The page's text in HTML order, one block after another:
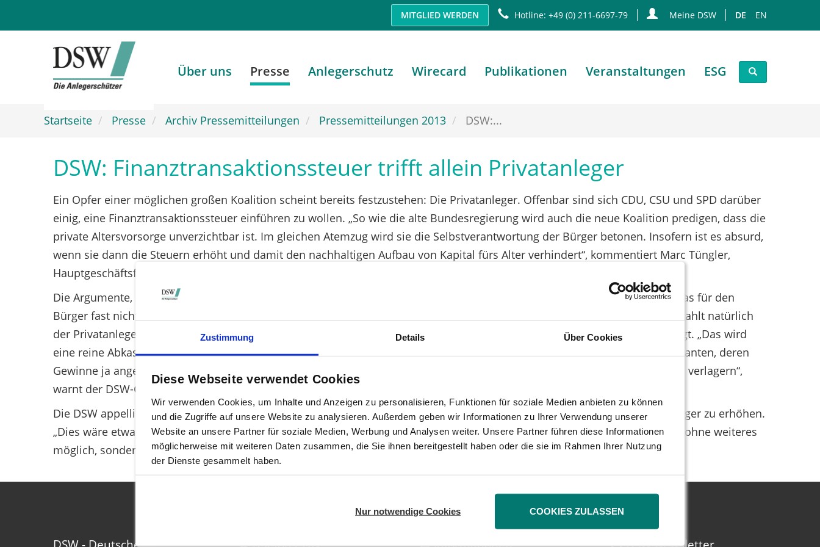
Zustimmung Details Über Cookies
Diese Webseite verwendet Cookies
Wir verwenden Cookies, um Inhalte und Anzeigen zu personalisieren, Funktionen für soziale Medien anbieten zu können
und die Zugriffe auf unsere Website zu analysieren. Außerdem geben wir Informationen zu Ihrer Verwendung unserer
Website an unsere Partner für soziale Medien, Werbung und Analysen weiter. Unsere Partner führen diese Informationen
möglicherweise mit weiteren Daten zusammen, die Sie ihnen bereitgestellt haben oder die sie im Rahmen Ihrer Nutzung
der Dienste gesammelt haben.
Nur notwendige Cookies COOKIES ZULASSEN
MITGLIED WERDEN Hotline: +49 (0) 211-6697-79 Meine DSW DE EN
Über uns Presse Anlegerschutz Wirecard Publikationen Veranstaltungen ESG
Startseite Presse Archiv Pressemitteilungen Pressemitteilungen 2013 DSW:...
DSW: Finanztransaktionssteuer trifft allein Privatanleger
Ein Opfer einer möglichen großen Koalition scheint bereits festzustehen: Die Privatanleger. Offenbar sind sich CDU, CSU und SPD darüber
einig, eine Finanztransaktionssteuer einführen zu wollen. „So wie die alte Bundesregierung wird auch die neue Koalition predigen, dass die
private Altersvorsorge unverzichtbar ist. Im gleichen Atemzug wird sie die Selbstverantwortung der Bürger betonen. Insofern ist es absurd,
wenn sie dann die Steuern erhöht und damit den nachhaltigen Aufbau von Kapital fürs Alter verhindert“, kommentiert Marc Tüngler,
Hauptgeschäftsführer der DSW (Deutsche Schutzvereinigung für Wertpapierbesitz), die Pläne.
Die Argumente, dass es zu keiner Belastung der Privatanleger kommen solle, hält Tüngler für ein Ammenmärchen. „Dass das für den
Bürger fast nichts kosten wird, wurde von der Ökosteuer auch einmal behauptet. Doch die traurige Wahrheit ist: Am Ende zahlt natürlich
der Privatanleger die Zeche. Wenn nicht direkt, dann eben über erhöhten Gebühren in den Produkten“, ist Tüngler überzeugt. „Das wird
eine reine Abkassiersteuer ohne jede ordnungspolitische Lenkungswirkung“, so Tüngler weiter. „Die professionellen Spekulanten, deren
Gewinne ja angeblich abgeschöpft werden sollen, werden ihre Aktivitäten einfach auf steuerfreie Handelsplätze im Ausland verlagern“,
warnt der DSW-Chef.
Die DSW appelliert daher dafür, eine gezielte Förderung der langfristigen Geldanlage einzuführen, statt die Steuern für Anleger zu erhöhen.
„Dies wäre etwa durch eine an die Haltedauer von Wertpapieren gekoppelte, gestaffelt sinkende Steuerbelastung nicht nur ohne weiteres
möglich, sondern auch zielführend“, sagt Tüngler.